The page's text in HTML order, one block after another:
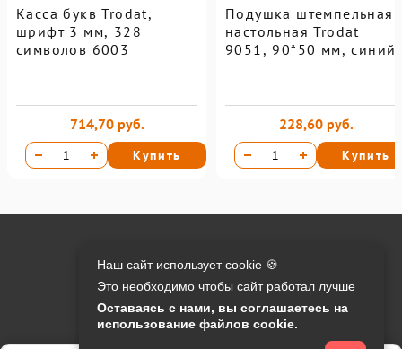
Касса букв Trodat,
шрифт 3 мм, 328
символов 6003
714,70 руб.
Купить
Подушка штемпельная
настольная Trodat
9051, 90*50 мм, синий
228,60 руб.
Купить
Контакты:
info@o-manager.ru
Онлайн оплата на сайте:
Наш сайт использует cookie 🍪
Это необходимо чтобы сайт работал лучше
Оставаясь с нами, вы соглашаетесь на
использование файлов cookie.